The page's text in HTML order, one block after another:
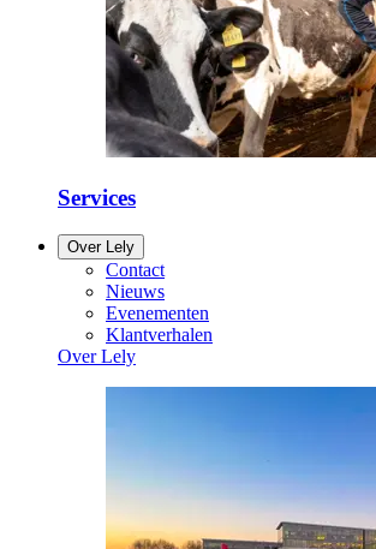
Services
Over Lely
Contact
Nieuws
Evenementen
Klantverhalen
Over Lely